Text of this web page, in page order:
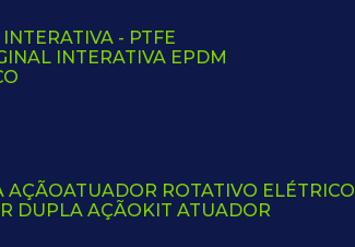
- PTFE
INTERATIVA EPDM
AÇÃO
ATUADOR ROTATIVO ELÉTRICO
DUPLA AÇÃO
KIT ATUADOR